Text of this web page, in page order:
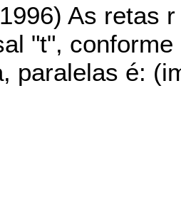
As retas
"t",
paralelas é: